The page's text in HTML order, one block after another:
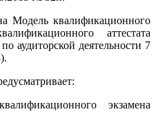
Модель квалификационного
аттестата
аудиторской деятельности 7
экзамена